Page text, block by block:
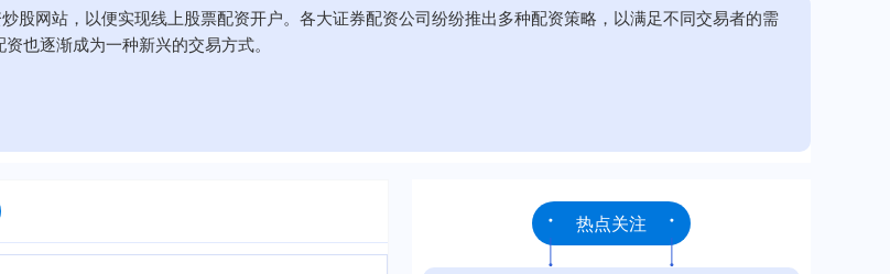
股网站，以便实现线上股票配资开户。各大证券配资公司纷纷推出多种配资策略，以满足不同交易者的需
也逐渐成为一种新兴的交易方式。
热点关注